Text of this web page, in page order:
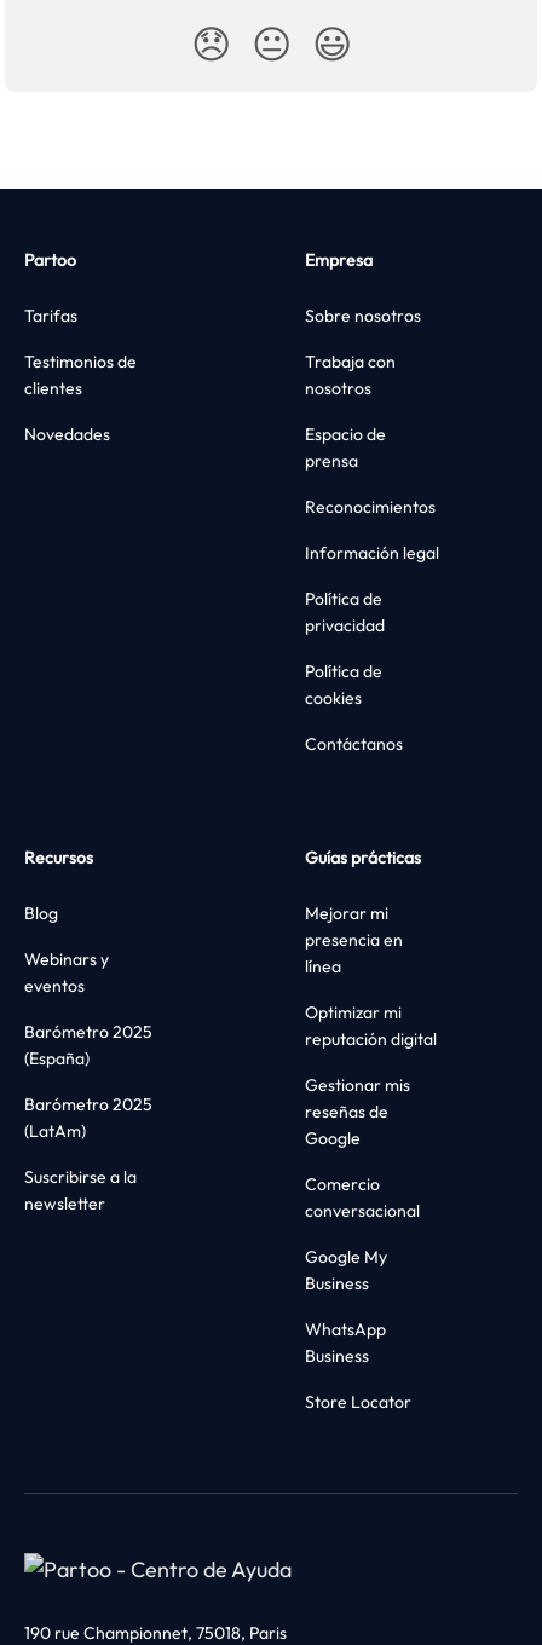
😞 😐 😃
Partoo
Tarifas
Testimonios de
clientes
Novedades
Empresa
Sobre nosotros
Trabaja con
nosotros
Espacio de
prensa
Reconocimientos
Información legal
Política de
privacidad
Política de
cookies
Contáctanos
Recursos
Blog
Webinars y
eventos
Barómetro 2025
(España)
Barómetro 2025
(LatAm)
Suscribirse a la
newsletter
Guías prácticas
Mejorar mi
presencia en
línea
Optimizar mi
reputación digital
Gestionar mis
reseñas de
Google
Comercio
conversacional
Google My
Business
WhatsApp
Business
Store Locator
190 rue Championnet, 75018, Paris